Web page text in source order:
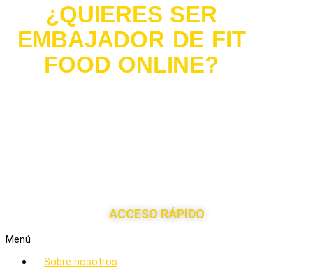
¿QUIERES SER
EMBAJADOR DE FIT
FOOD ONLINE?
ACCESO RÁPIDO
Menú
Sobre nosotros